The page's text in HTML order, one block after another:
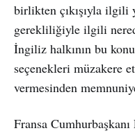
birlikten çıkışıyla ilgili
gerekliliğiyle ilgili
İngiliz halkının bu
seçenekleri müzakere
vermesinden
Fransa